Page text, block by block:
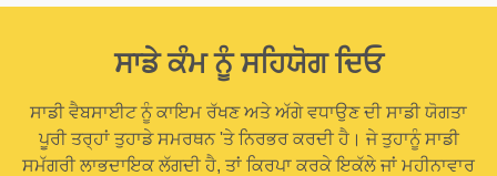
ਸਾਡੇ ਕੰਮ ਨੂੰ ਸਹਿਯੋਗ ਦਿਓ
ਸਾਡੀ ਵੈਬਸਾਈਟ ਨੂੰ ਕਾਇਮ ਰੱਖਣ ਅਤੇ ਅੱਗੇ ਵਧਾਉਣ ਦੀ ਸਾਡੀ ਯੋਗਤਾ
ਪੂਰੀ ਤਰ੍ਹਾਂ ਤੁਹਾਡੇ ਸਮਰਥਨ 'ਤੇ ਨਿਰਭਰ ਕਰਦੀ ਹੈ। ਜੇ ਤੁਹਾਨੂੰ ਸਾਡੀ
ਸਮੱਗਰੀ ਲਾਭਦਾਇਕ ਲੱਗਦੀ ਹੈ, ਤਾਂ ਕਿਰਪਾ ਕਰਕੇ ਇਕੱਲੇ ਜਾਂ ਮਹੀਨਾਵਾਰ